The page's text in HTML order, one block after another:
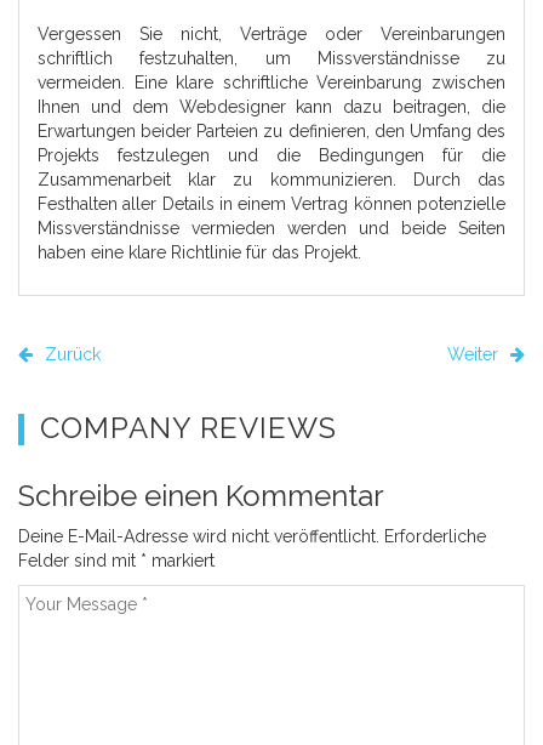
Vergessen Sie nicht, Verträge oder Vereinbarungen
schriftlich festzuhalten, um Missverständnisse zu
vermeiden. Eine klare schriftliche Vereinbarung zwischen
Ihnen und dem Webdesigner kann dazu beitragen, die
Erwartungen beider Parteien zu definieren, den Umfang des
Projekts festzulegen und die Bedingungen für die
Zusammenarbeit klar zu kommunizieren. Durch das
Festhalten aller Details in einem Vertrag können potenzielle
Missverständnisse vermieden werden und beide Seiten
haben eine klare Richtlinie für das Projekt.
Zurück Weiter
COMPANY REVIEWS
Schreibe einen Kommentar
Deine E-Mail-Adresse wird nicht veröffentlicht. Erforderliche
Felder sind mit * markiert